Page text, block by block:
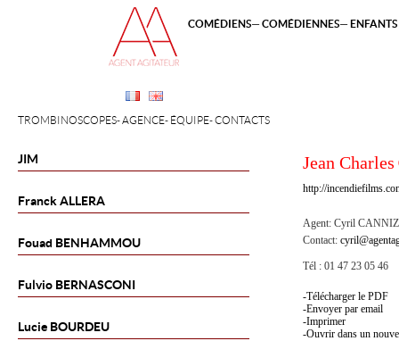
JIM
FranckALLERA
Fouad BENHAMMOU
Fulvio BERNASCONI
Lucie BOURDEU
TROMBINOSCOPES AGENCE ÉQUIPE CONTACTS
COMÉDIENS COMÉDIENNES
Jean Charles
http://
Agent: Cyril
Contact:
Tél : 01 47 23 05 46
Télécharger le PDF
Envoyer par email
Imprimer
Ouvrir dans un